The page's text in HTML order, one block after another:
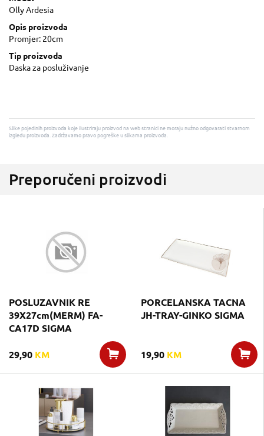
Olly Ardesia
Opis proizvoda
Promjer: 20cm
Tip proizvoda
Daska za posluživanje
Slike pojedinih proizvoda koje ilustriraju proizvod na web stranici ne moraju nužno odgovarati stvarnom
izgledu proizvoda. Zadržavamo pravo pogreške u slikama proizvoda.
Preporučeni proizvodi
POSLUZAVNIK RE
39X27cm(MERM) FA-
CA17D SIGMA
29,90 KM
PORCELANSKA TACNA
JH-TRAY-GINKO SIGMA
19,90 KM